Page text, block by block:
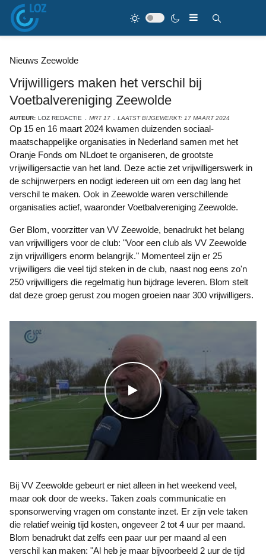
Nieuws Zeewolde
Vrijwilligers maken het verschil bij
Voetbalvereniging Zeewolde
AUTEUR: LOZ REDACTIE MRT 17 LAATST BIJGEWERKT: 17 MAART 2024
Op 15 en 16 maart 2024 kwamen duizenden sociaal-
maatschappelijke organisaties in Nederland samen met het
Oranje Fonds om NLdoet te organiseren, de grootste
vrijwilligersactie van het land. Deze actie zet vrijwilligerswerk in
de schijnwerpers en nodigt iedereen uit om een dag lang het
verschil te maken. Ook in Zeewolde waren verschillende
organisaties actief, waaronder Voetbalvereniging Zeewolde.
Ger Blom, voorzitter van VV Zeewolde, benadrukt het belang
van vrijwilligers voor de club: "Voor een club als VV Zeewolde
zijn vrijwilligers enorm belangrijk." Momenteel zijn er 25
vrijwilligers die veel tijd steken in de club, naast nog eens zo'n
250 vrijwilligers die regelmatig hun bijdrage leveren. Blom stelt
dat deze groep gerust zou mogen groeien naar 300 vrijwilligers.
WATCH THE VIDEO
Bij VV Zeewolde gebeurt er niet alleen in het weekend veel,
maar ook door de weeks. Taken zoals communicatie en
sponsorwerving vragen om constante inzet. Er zijn vele taken
die relatief weinig tijd kosten, ongeveer 2 tot 4 uur per maand.
Blom benadrukt dat zelfs een paar uur per maand al een
verschil kan maken: "Al heb je maar bijvoorbeeld 2 uur de tijd